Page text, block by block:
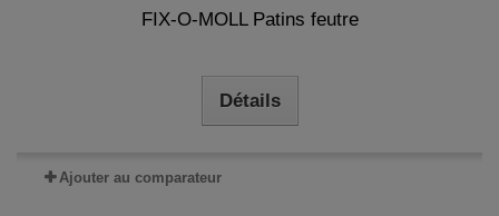
FIX-O-MOLL Patins feutre
Détails
Ajouter au comparateur